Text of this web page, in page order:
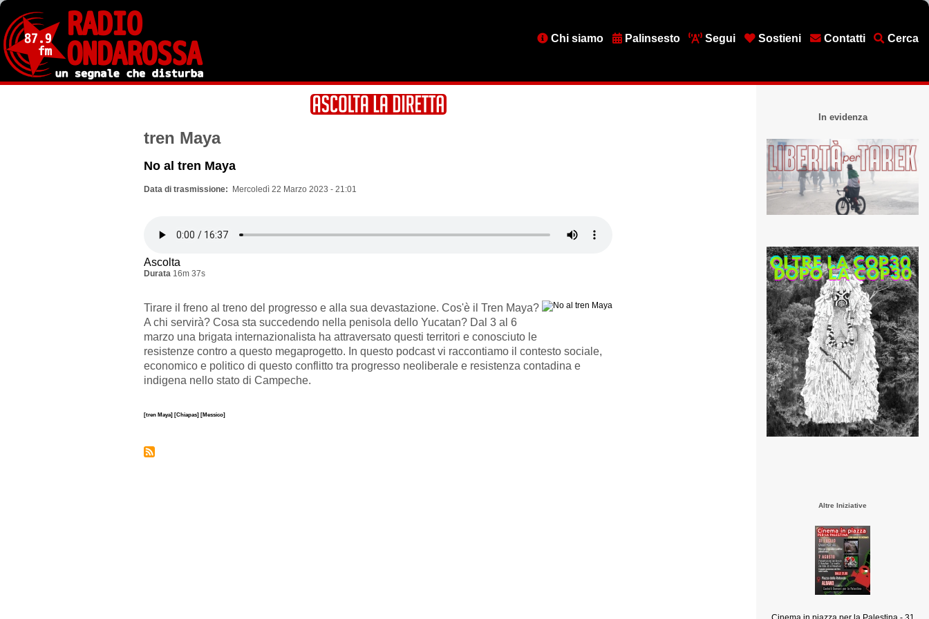
Salta
contenuto
principale
MenuChi siamo Palinsesto Segui Sostieni Contatti Cerca
tren Maya
No al tren Maya
Data di trasmissione Mercoledì 22 Marzo 2023 - 21:01
Ascolta
Durata 16m 37s
Tirare il freno al treno del progresso e alla sua devastazione. Cos'è il Tren Maya?
A chi servirà? Cosa sta succedendo nella penisola dello Yucatan? Dal 3 al 6
marzo una brigata internazionalista ha attraversato questi territori e conosciuto le
resistenze contro a questo megaprogetto. In questo podcast vi raccontiamo il contesto sociale,
economico e politico di questo conflitto tra progresso neoliberale e resistenza contadina e
indigena nello stato di Campeche.
[tren Maya] [Chiapas] [Messico]
In evidenza
Altre Iniziative